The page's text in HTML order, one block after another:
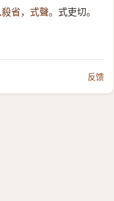
省，式聲。 式吏切。
反馈